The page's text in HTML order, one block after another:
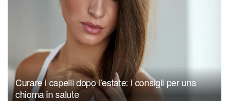
Curare i capelli dopo l’estate: i consigli per una
chioma in salute